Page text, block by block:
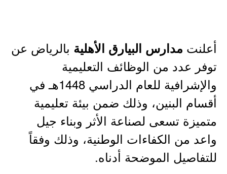
أعلنت مدارس البيارق الأهلية بالرياض عن
توفر عدد من الوظائف التعليمية
والإشرافية للعام الدراسي 1448هـ في
أقسام البنين، وذلك ضمن بيئة تعليمية
متميزة تسعى لصناعة الأثر وبناء جيل
واعد من الكفاءات الوطنية، وذلك وفقاً
للتفاصيل الموضحة أدناه.